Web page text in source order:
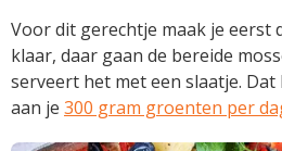
Voor dit gerechtje maak je eerst
klaar, daar gaan de bereide
serveert het met een slaatje.
aan je 300 gram groenten per